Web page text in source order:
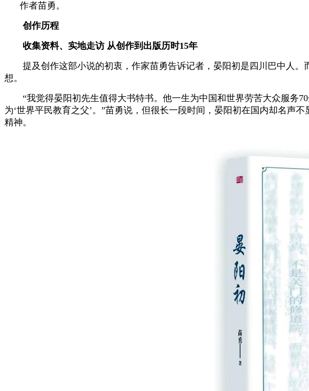
作者苗勇。
创作历程
收集资料、实地走访 从创作到出版历时15年
提及创作这部小说的初衷，作家苗勇告诉记者，晏阳初是四川巴中人。
想。
“我觉得晏阳初先生值得大书特书。他一生为中国和世界劳苦大众服务70
为‘世界平民教育之父’。”苗勇说，但很长一段时间，晏阳初在国内却名声
精神。